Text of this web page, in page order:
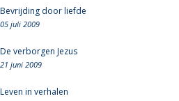
Bevrijding door liefde
05 juli 2009
De verborgen Jezus
21 juni 2009
Leven in verhalen